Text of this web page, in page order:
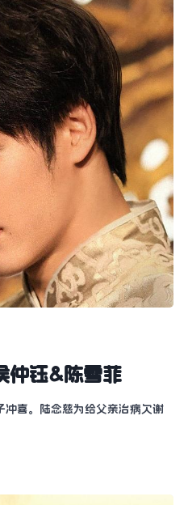
仲钰&陈雪菲
冲喜。陆念慈为给父亲治病欠谢